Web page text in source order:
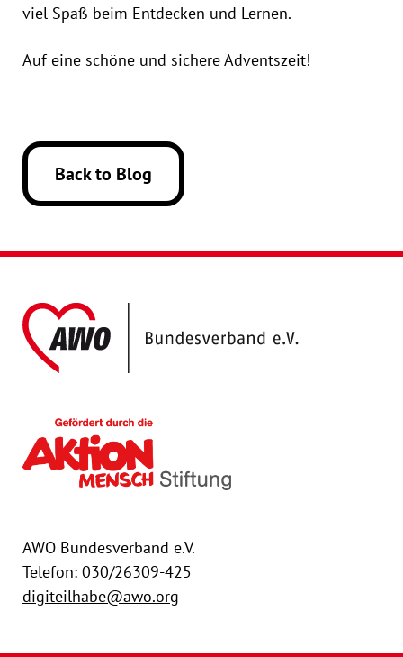
viel Spaß beim Entdecken und Lernen.
Auf eine schöne und sichere Adventszeit!
Back to Blog
AWO Bundesverband e.V.
Telefon: 030/26309-425
digiteilhabe@awo.org